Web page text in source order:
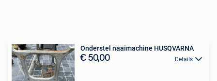
Onderstel naaimachine HUSQVARNA
€ 50,00 Details